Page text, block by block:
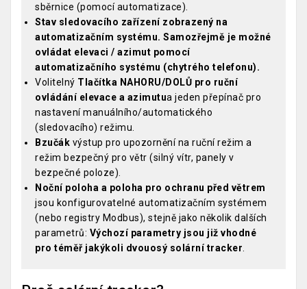
sběrnice (pomocí automatizace).
Stav sledovacího zařízení zobrazený na
automatizačním systému. Samozřejmě je možné
ovládat elevaci / azimut pomocí
automatizačního systému (chytrého telefonu).
Volitelný Tlačítka NAHORU/DOLŮ pro ruční
ovládání elevace a azimutua jeden přepínač pro
nastavení manuálního/automatického
(sledovacího) režimu.
Bzučák výstup pro upozornění na ruční režim a
režim bezpečný pro větr (silný vítr, panely v
bezpečné poloze).
Noční poloha a poloha pro ochranu před větrem
jsou konfigurovatelné automatizačním systémem
(nebo registry Modbus), stejně jako několik dalších
parametrů: Výchozí parametry jsou již vhodné
pro téměř jakýkoli dvouosý solární tracker